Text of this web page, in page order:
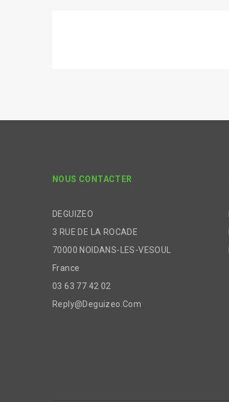
NOUS CONTACTER
DEGUIZEO
3 RUE DE LA ROCADE
70000 NOIDANS-LES-VESOUL
France
03 63 77 42 02
Reply@deguizeo.com